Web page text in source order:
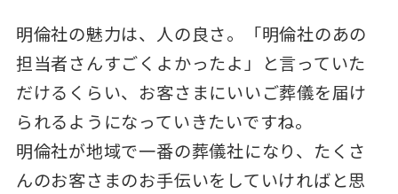
明倫社の魅力は、人の良さ。「明倫社のあの
担当者さんすごくよかったよ」と言っていた
だけるくらい、お客さまにいいご葬儀を届け
られるようになっていきたいですね。
明倫社が地域で一番の葬儀社になり、たくさ
んのお客さまのお手伝いをしていければと思